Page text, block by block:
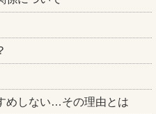
めしない…その理由とは